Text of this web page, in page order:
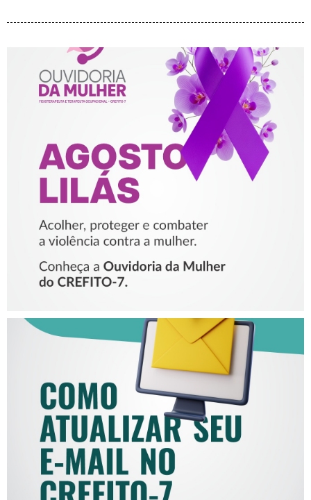
AGOSTO LILÁS – ACOLHER,
PROTEGER E COMBATER A
VIOLÊNCIA CONTRA A
MULHER
COMO ATUALIZAR SEU E-
MAIL NO CREFITO-7